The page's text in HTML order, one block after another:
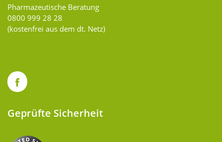
Pharmazeutische Beratung
0800 999 28 28
(kostenfrei aus dem dt. Netz)
Geprüfte Sicherheit